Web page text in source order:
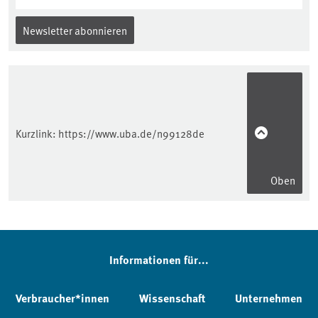
Newsletter abonnieren
Kurzlink: https://www.uba.de/n99128de
Oben
Informationen für...
Verbraucher*innen Wissenschaft Unternehmen